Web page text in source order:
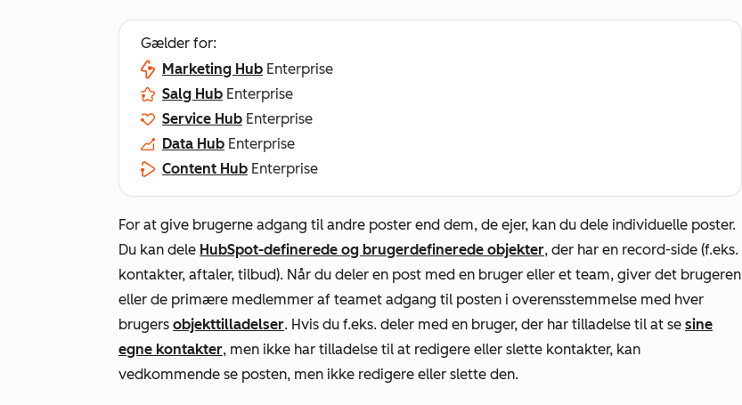
Gælder for:
Marketing Hub Enterprise
Salg Hub Enterprise
Service Hub Enterprise
Data Hub Enterprise
Content Hub Enterprise
For at give brugerne adgang til andre poster end dem, de ejer, kan du dele individuelle poster.
Du kan dele HubSpot-definerede og brugerdefinerede objekter, der har en record-side (f.eks.
kontakter, aftaler, tilbud). Når du deler en post med en bruger eller et team, giver det brugeren
eller de primære medlemmer af teamet adgang til posten i overensstemmelse med hver
brugers objekttilladelser. Hvis du f.eks. deler med en bruger, der har tilladelse til at se sine
egne kontakter, men ikke har tilladelse til at redigere eller slette kontakter, kan
vedkommende se posten, men ikke redigere eller slette den.